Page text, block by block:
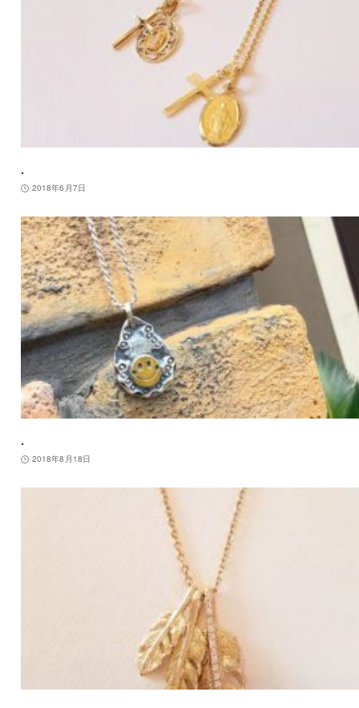
.
2018年6月7日
.
2018年8月18日